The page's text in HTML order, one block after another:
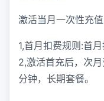
激活当月一次性充
1,首月扣费规则:首
2,激活首充后，次
分钟，长期套餐。